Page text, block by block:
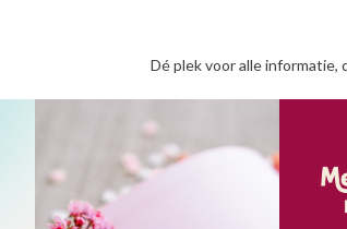
Dé plek voor alle informatie,